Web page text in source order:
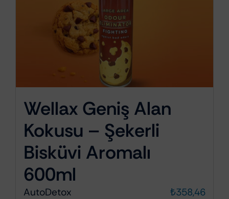
Wellax Geniş Alan
Kokusu – Şekerli
Bisküvi Aromalı
600ml
AutoDetox ₺358,46